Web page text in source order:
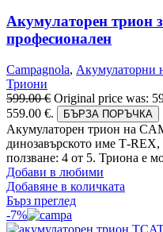
Акумулаторен трион
професионален
Campagnola, Акумулаторни
Триони
599.00€ Original price was:
559.00 €.
БЪРЗА ПОРЪЧКА
Акумулаторен трион на
динозавърското име Т-REX,
ползване: 4 от 5. Триона е
Добави в любими
Добавяне в количката
Бърз преглед
-7%